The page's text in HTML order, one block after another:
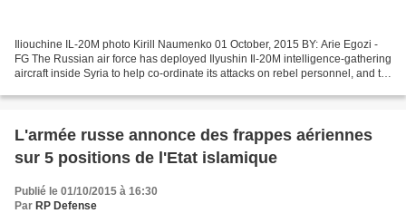
Iliouchine IL-20M photo Kirill Naumenko 01 October, 2015 BY: Arie Egozi -
FG The Russian air force has deployed Ilyushin Il-20M intelligence-gathering
aircraft inside Syria to help co-ordinate its attacks on rebel personnel, and to
L'armée russe annonce des frappes aériennes
sur 5 positions de l'Etat islamique
Publié le 01/10/2015 à 16:30
Par RP Defense